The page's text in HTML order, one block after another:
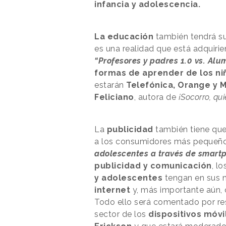
infancia y adolescencia.
La educación también tendrá
es una realidad que está
“Profesores y padres 1.0 vs.
formas de aprender de los
estarán Telefónica, Orange y
Feliciano , autora de ¡Socorro,
La publicidad también tiene
a los consumidores más
adolescentes a través de
publicidad y comunicación ,
y adolescentes tengan en sus
internet y, más importante
Todo ello será comentado por
sector de los dispositivos